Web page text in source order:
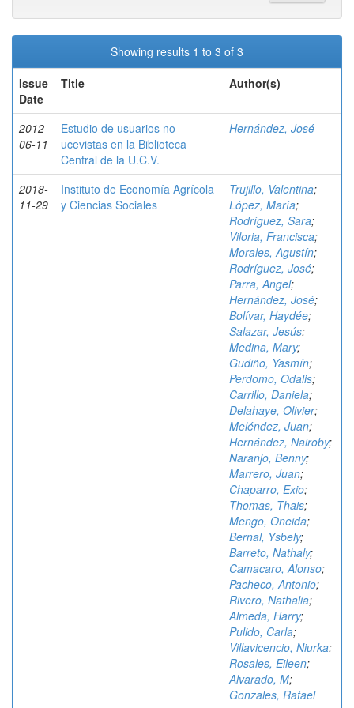
Showing results 1 to 3 of 3
Issue
Date
Title Author(s)
2012-
06-11
Estudio de usuarios no
ucevistas en la Biblioteca
Central de la U.C.V.
Hernández, José
2018-
11-29
Instituto de Economía Agrícola
y Ciencias Sociales
Trujillo, Valentina;
López, María;
Rodríguez, Sara;
Viloria, Francisca;
Morales, Agustín;
Rodríguez, José;
Parra, Angel;
Hernández, José;
Bolívar, Haydée;
Salazar, Jesús;
Medina, Mary;
Gudiño, Yasmín;
Perdomo, Odalis;
Carrillo, Daniela;
Delahaye, Olivier;
Meléndez, Juan;
Hernández, Nairoby;
Naranjo, Benny;
Marrero, Juan;
Chaparro, Exio;
Thomas, Thais;
Mengo, Oneida;
Bernal, Ysbely;
Barreto, Nathaly;
Camacaro, Alonso;
Pacheco, Antonio;
Rivero, Nathalia;
Almeda, Harry;
Pulido, Carla;
Villavicencio, Niurka;
Rosales, Eileen;
Alvarado, M;
Gonzales, Rafael